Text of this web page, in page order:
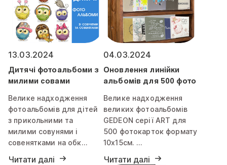
13.03.2024
Дитячi фотоальбоми з
милими совами
Велике надходження
фотоальбомів для дітей
з прикольними та
милими совунями і
совенятками на обк…
Читати далі
04.03.2024
Оновлення линійки
альбомів для 500 фото
Велике надходження
великих фотоальбомів
GEDEON серії ART для
500 фотокарток формату
10х15см. …
Читати далі